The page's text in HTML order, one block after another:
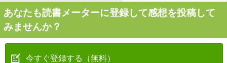
あなたも読書メーターに登録して感想を投稿して
みませんか？
今すぐ登録する（無料）